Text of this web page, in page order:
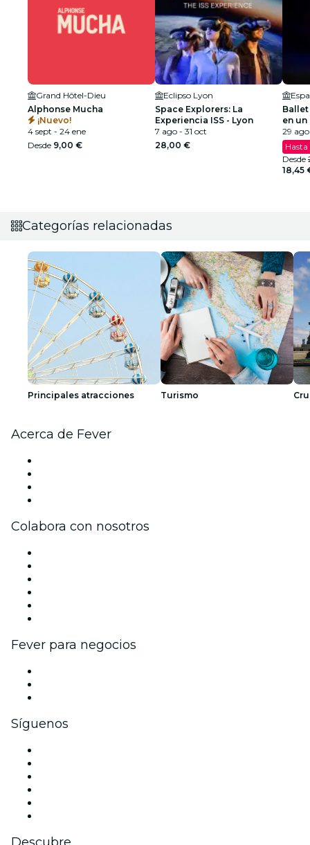
Grand Hôtel-Dieu
Alphonse Mucha
¡Nuevo!
4 sept - 24 ene
Desde 9,00 €
Eclipso Lyon
Space Explorers: La
Experiencia ISS - Lyon
7 ago - 31 oct
28,00 €
en
29
Hasta
Desde
18,45
Categorías relacionadas
Principales atracciones Turismo
Acerca de Fever
Colabora con nosotros
Fever para negocios
Síguenos